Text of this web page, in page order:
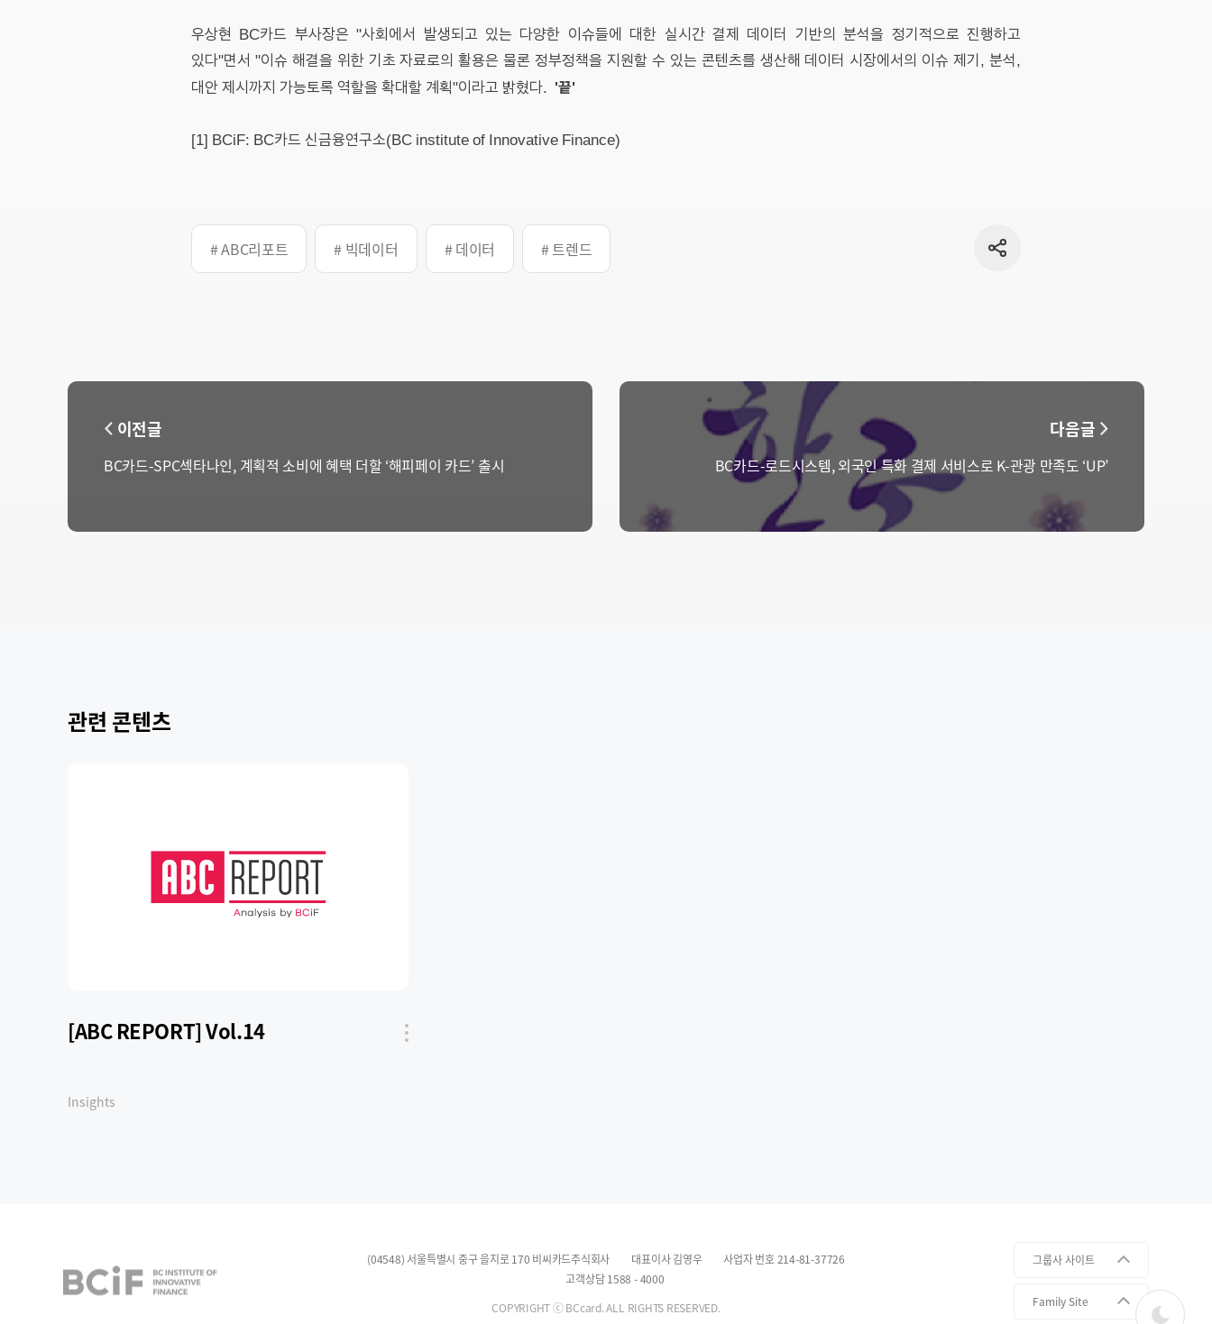
우상현 BC카드 부사장은 "사회에서 발생되고 있는 다양한 이슈들에 대한 실시간 결제 데이터 기반의 분석을 정기적으로 진행하고
있다"면서 "이슈 해결을 위한 기초 자료로의 활용은 물론 정부정책을 지원할 수 있는 콘텐츠를 생산해 데이터 시장에서의 이슈 제기, 분석,
대안 제시까지 가능토록 역할을 확대할 계획"이라고 밝혔다. '끝'
[1] BCiF: BC카드 신금융연구소(BC institute of Innovative Finance)
# ABC리포트 # 빅데이터 # 데이터 # 트렌드
공유
이전글
BC카드-SPC섹타나인, 계획적 소비에 혜택 더할 ‘해피페이 카드’ 출시
다음글
BC카드-로드시스템, 외국인 특화 결제 서비스로 K-관광 만족도 ‘UP’
관련 콘텐츠
[ABC REPORT] Vol.14
Insights
BCIF
(04548) 서울특별시 중구 을지로 170 비씨카드주식회사 대표이사 김영우
사업자 번호 214-81-37726
고객상담 1588 - 4000
COPYRIGHT ⓒ BCcard. ALL RIGHTS RESERVED.